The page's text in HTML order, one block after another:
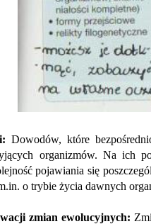
Dowodów, które
organizmów. Na ich
pojawiania się
o trybie życia dawnych
zmian ewolucyjnych: